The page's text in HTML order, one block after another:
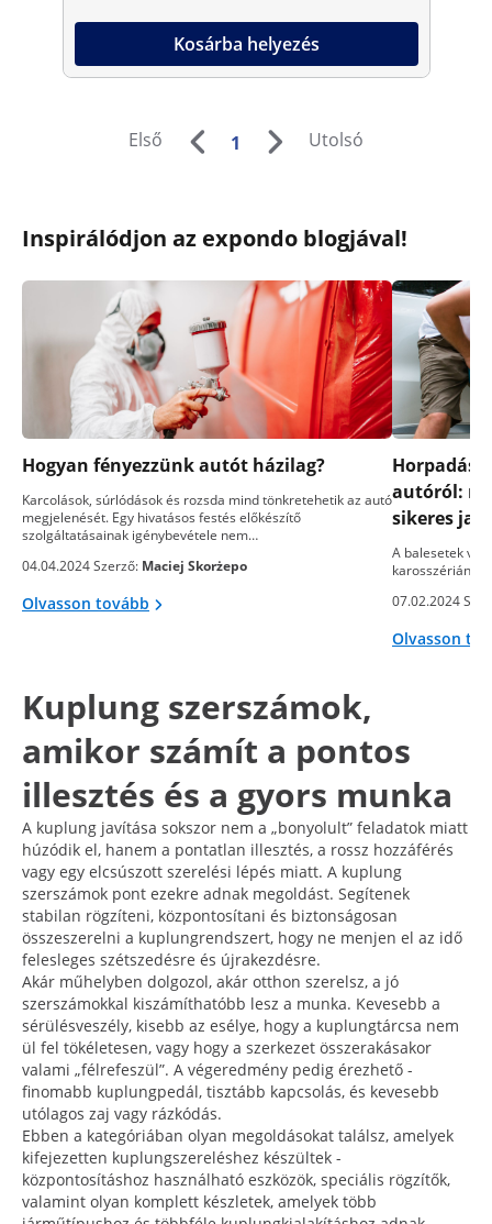
Kosárba helyezés
Első 1 Utolsó
Inspirálódjon az expondo blogjával!
Hogyan fényezzünk autót házilag?
Karcolások, súrlódások és rozsda mind tönkretehetik az autó
megjelenését. Egy hivatásos festés előkészítő
szolgáltatásainak igénybevétele nem…
04.04.2024 Szerző: Maciej Skorżepo
Olvasson tovább
autóról:
sikeres
A balesetek
karosszérián
07.02.2024
Olvasson
Kuplung szerszámok,
amikor számít a pontos
illesztés és a gyors munka
A kuplung javítása sokszor nem a „bonyolult” feladatok miatt
húzódik el, hanem a pontatlan illesztés, a rossz hozzáférés
vagy egy elcsúszott szerelési lépés miatt. A kuplung
szerszámok pont ezekre adnak megoldást. Segítenek
stabilan rögzíteni, központosítani és biztonságosan
összeszerelni a kuplungrendszert, hogy ne menjen el az idő
felesleges szétszedésre és újrakezdésre.
Akár műhelyben dolgozol, akár otthon szerelsz, a jó
szerszámokkal kiszámíthatóbb lesz a munka. Kevesebb a
sérülésveszély, kisebb az esélye, hogy a kuplungtárcsa nem
ül fel tökéletesen, vagy hogy a szerkezet összerakásakor
valami „félrefeszül”. A végeredmény pedig érezhető -
finomabb kuplungpedál, tisztább kapcsolás, és kevesebb
utólagos zaj vagy rázkódás.
Ebben a kategóriában olyan megoldásokat találsz, amelyek
kifejezetten kuplungszereléshez készültek -
központosításhoz használható eszközök, speciális rögzítők,
valamint olyan komplett készletek, amelyek több